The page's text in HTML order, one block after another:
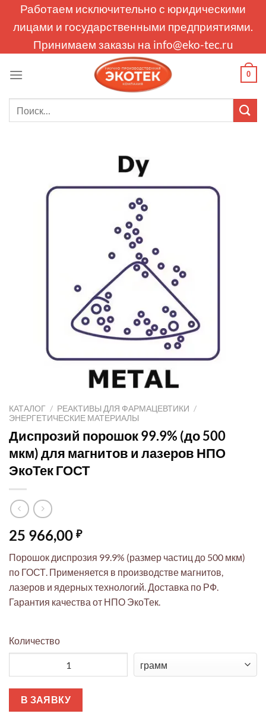
Работаем исключительно с юридическими
лицами и государственными предприятиями.
Принимаем заказы на info@eko-tec.ru
0
КАТАЛОГ / РЕАКТИВЫ ДЛЯ ФАРМАЦЕВТИКИ /
ЭНЕРГЕТИЧЕСКИЕ МАТЕРИАЛЫ
Диспрозий порошок 99.9% (до 500
мкм) для магнитов и лазеров НПО
ЭкоТек ГОСТ
25 966,00 ₽
Порошок диспрозия 99.9% (размер частиц до 500 мкм)
по ГОСТ. Применяется в производстве магнитов,
лазеров и ядерных технологий. Доставка по РФ.
Гарантия качества от НПО ЭкоТек.
Количество
В ЗАЯВКУ